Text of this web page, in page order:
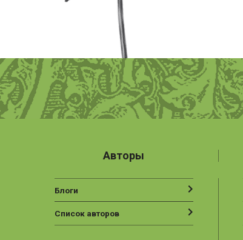
Авторы
Блоги
Список авторов